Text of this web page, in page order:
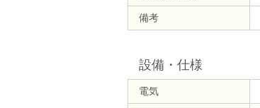
備考
設備・仕様
電気